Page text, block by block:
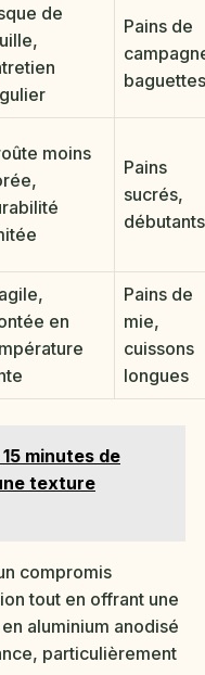
de
Pains de
baguettes
moins
Pains
sucrés,
débutants
en
Pains de
mie,
cuissons
longues
minutes de
texture
compromis
tout en offrant une
aluminium anodisé
particulièrement